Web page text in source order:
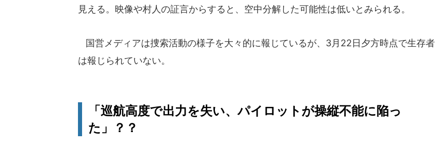
見える。映像や村人の証言からすると、空中分解した可能性は低いとみられる。
国営メディアは捜索活動の様子を大々的に報じているが、3月22日夕方時点で生存者
は報じられていない。
「巡航高度で出力を失い、パイロットが操縦不能に陥っ
た」？？